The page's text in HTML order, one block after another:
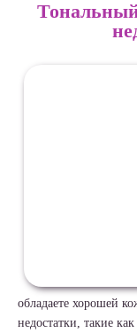
обладаете хорошей
недостатки, такие